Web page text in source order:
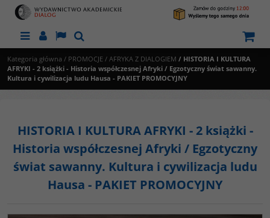
MenuPanelLangSzukaj
Kategoria główna / PROMOCJE / AFRYKA Z DIALOGIEM / HISTORIA I KULTURA
AFRYKI - 2 książki - Historia współczesnej Afryki / Egzotyczny świat sawanny.
Kultura i cywilizacja ludu Hausa - PAKIET PROMOCYJNY
HISTORIA I KULTURA AFRYKI - 2 książki -
Historia współczesnej Afryki / Egzotyczny
świat sawanny. Kultura i cywilizacja ludu
Hausa - PAKIET PROMOCYJNY